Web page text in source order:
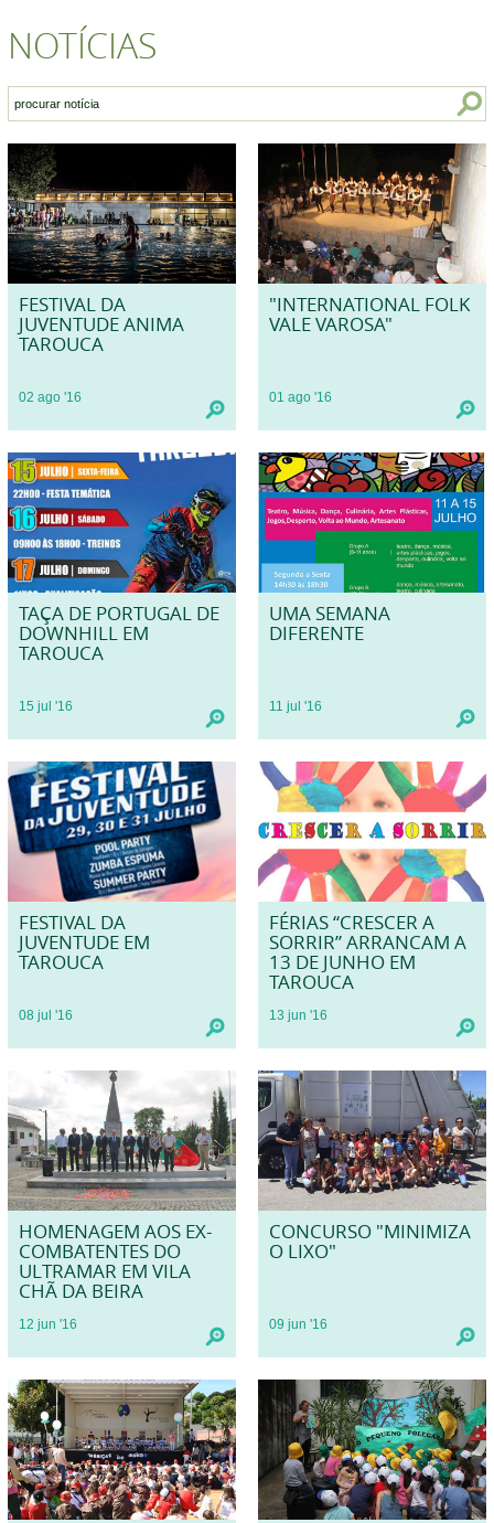
NOTÍCIAS
FESTIVAL DA
JUVENTUDE ANIMA
TAROUCA
02 ago '16
"INTERNATIONAL FOLK
VALE VAROSA"
01 ago '16
TAÇA DE PORTUGAL DE
DOWNHILL EM
TAROUCA
15 jul '16
UMA SEMANA
DIFERENTE
11 jul '16
FESTIVAL DA
JUVENTUDE EM
TAROUCA
08 jul '16
FÉRIAS “CRESCER A
SORRIR” ARRANCAM A
13 DE JUNHO EM
TAROUCA
13 jun '16
HOMENAGEM AOS EX-
COMBATENTES DO
ULTRAMAR EM VILA
CHÃ DA BEIRA
12 jun '16
CONCURSO "MINIMIZA
O LIXO"
09 jun '16